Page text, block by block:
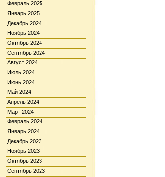
Февраль 2025
Январь 2025
Декабрь 2024
Ноябрь 2024
Октябрь 2024
Сентябрь 2024
Август 2024
Июль 2024
Июнь 2024
Май 2024
Апрель 2024
Март 2024
Февраль 2024
Январь 2024
Декабрь 2023
Ноябрь 2023
Октябрь 2023
Сентябрь 2023